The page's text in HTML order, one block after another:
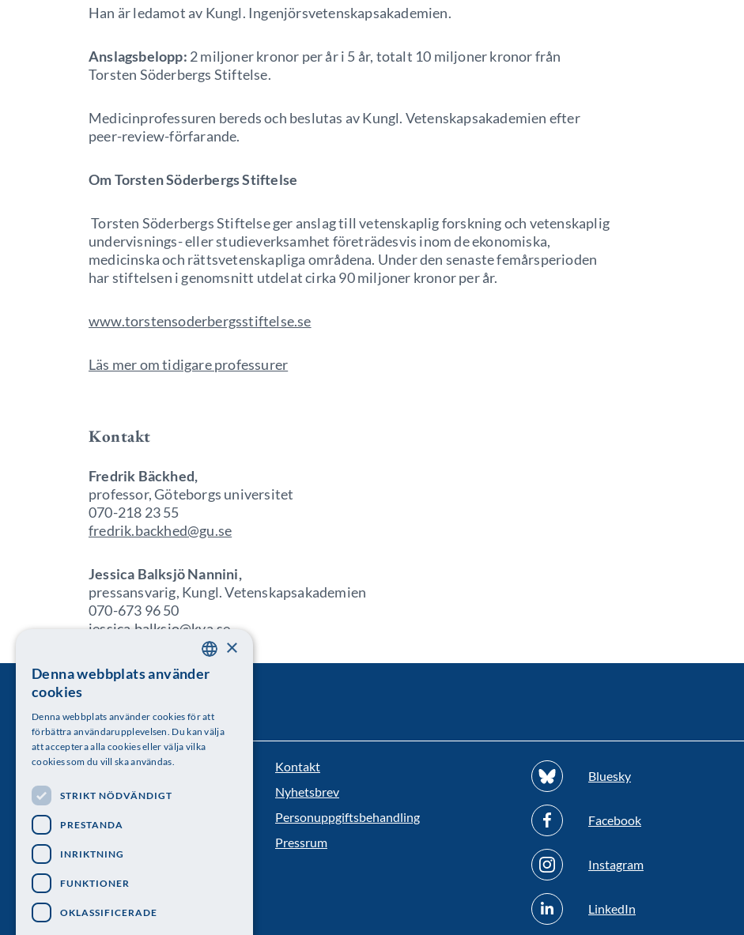
Han är ledamot av Kungl. Ingenjörsvetenskapsakademien.
Anslagsbelopp: 2 miljoner kronor per år i 5 år, totalt 10 miljoner kronor från
Torsten Söderbergs Stiftelse.
Medicinprofessuren bereds och beslutas av Kungl. Vetenskapsakademien efter
peer-review-förfarande.
Om Torsten Söderbergs Stiftelse
Torsten Söderbergs Stiftelse ger anslag till vetenskaplig forskning och vetenskaplig
undervisnings- eller studieverksamhet företrädesvis inom de ekonomiska,
medicinska och rättsvetenskapliga områdena. Under den senaste femårsperioden
har stiftelsen i genomsnitt utdelat cirka 90 miljoner kronor per år.
www.torstensoderbergsstiftelse.se
Läs mer om tidigare professurer
Kontakt
Fredrik Bäckhed,
professor, Göteborgs universitet
070-218 23 55
fredrik.backhed@gu.se
Jessica Balksjö Nannini,
pressansvarig, Kungl. Vetenskapsakademien
070-673 96 50
jessica.balksjo@kva.se
Kungl. Vetenskapsakademien
Besöksadress: Lilla Frescativägen 4A
Telefon: 08-673 95 00
Kontakt
Nyhetsbrev
Personuppgiftsbehandling
Pressrum
Bluesky
Facebook
Instagram
LinkedIn
SWEDISH
×
Denna webbplats använder
cookies
Denna webbplats använder cookies för att
förbättra användarupplevelsen. Du kan välja
att acceptera alla cookies eller välja vilka
cookies som du vill ska användas.
STRIKT NÖDVÄNDIGT
PRESTANDA
INRIKTNING
FUNKTIONER
OKLASSIFICERADE